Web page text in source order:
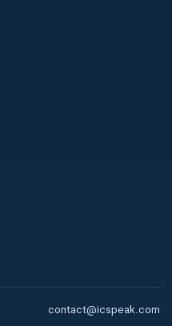
contact@icspeak.com